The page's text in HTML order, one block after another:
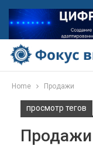
Home Продажи
просмотр тегов
Продажи